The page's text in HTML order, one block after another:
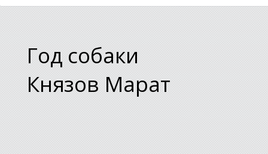
Год собаки
Князов Марат